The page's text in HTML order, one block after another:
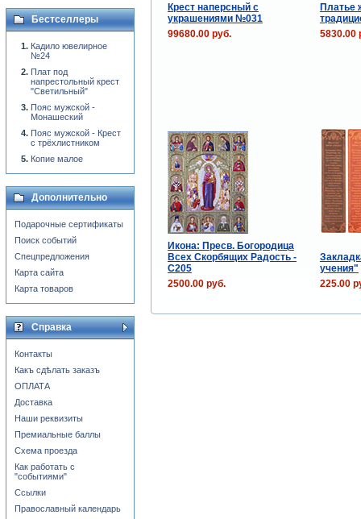
Крест наперсный с
украшениями №031
Платье
99680.00 руб.
5830.00
Икона: Пресв. Богородица
Всех Скорбящих Радость -
C205
учения"
2500.00 руб.
225.00
Бестселлеры
Кадило ювелирное
№24
Плат под
напрестольный крест
"Светильный"
Пояс мужской -
Монашеский
Пояс мужской - Крест
с трёхлистником
Копие малое
Дополнительно
Подарочные сертификаты
Поиск событий
Спецпредложения
Карта сайта
Карта товаров
Справка
Контакты
Какъ сдѣлать заказъ
ОПЛАТА
Доставка
Наши реквизиты
Премиальные баллы
Схема проезда
Как работать с
"событиями"
Ссылки
Православный календарь